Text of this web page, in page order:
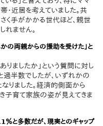
・近居を考えていました。共
く手がかかる世代ほど、親世
れません。
の両親からの援助を受けた」と
りましたか」という質問に対し
過半数でしたが、いずれかの
りました。経済的側面から
子育て家族の姿が見えてきま
と多数だが、現実とのギャップ